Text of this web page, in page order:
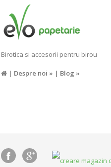
Birotica si accesorii pentru birou
| Despre noi » | Blog »